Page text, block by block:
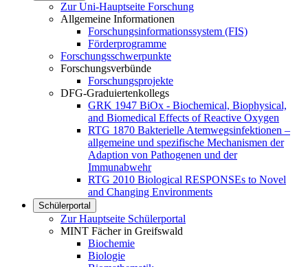
Zur Uni-Hauptseite Forschung
Allgemeine Informationen
Forschungsinformationssystem (FIS)
Förderprogramme
Forschungsschwerpunkte
Forschungsverbünde
Forschungsprojekte
DFG-Graduiertenkollegs
GRK 1947 BiOx - Biochemical, Biophysical,
and Biomedical Effects of Reactive Oxygen
RTG 1870 Bakterielle Atemwegsinfektionen –
allgemeine und spezifische Mechanismen der
Adaption von Pathogenen und der
Immunabwehr
RTG 2010 Biological RESPONSEs to Novel
and Changing Environments
Schülerportal
Zur Hauptseite Schülerportal
MINT Fächer in Greifswald
Biochemie
Biologie